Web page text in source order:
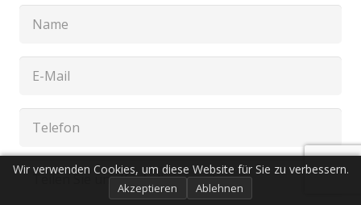
Wir verwenden Cookies, um diese Website für Sie zu verbessern.
Akzeptieren Ablehnen